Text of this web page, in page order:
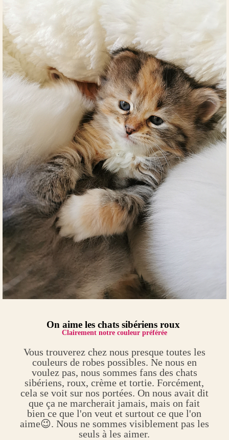
On aime les chats sibériens roux
Clairement notre couleur préférée
Vous trouverez chez nous presque toutes les
couleurs de robes possibles. Ne nous en
voulez pas, nous sommes fans des chats
sibériens, roux, crème et tortie. Forcément,
cela se voit sur nos portées. On nous avait dit
que ça ne marcherait jamais, mais on fait
bien ce que l'on veut et surtout ce que l'on
aime😉. Nous ne sommes visiblement pas les
seuls à les aimer.